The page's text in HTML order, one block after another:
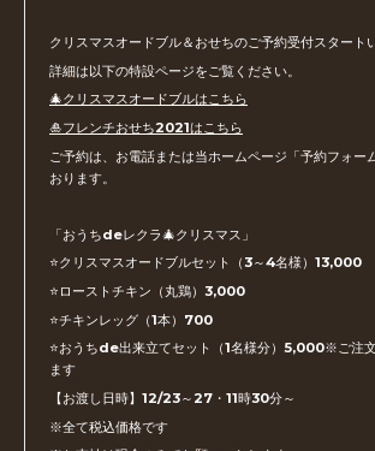
クリスマスオードブル＆おせちのご予約受付スタート
詳細は以下の特設ページをご覧ください。
🎄クリスマスオードブルはこちら
🎍フレンチおせち2021はこちら
ご予約は、お電話または当ホームページ「予約フォー
おります。
「おうちdeレクラ🎄クリスマス」
⭐️クリスマスオードブルセット（3～4名様）13,000
⭐️ローストチキン（丸鶏）3,000
⭐️チキンレッグ（1本）700
⭐️おうちde出来立てセット（1名様分）5,000※ご注
ます
【お渡し日時】12/23～27・11時30分～
※全て税込価格です